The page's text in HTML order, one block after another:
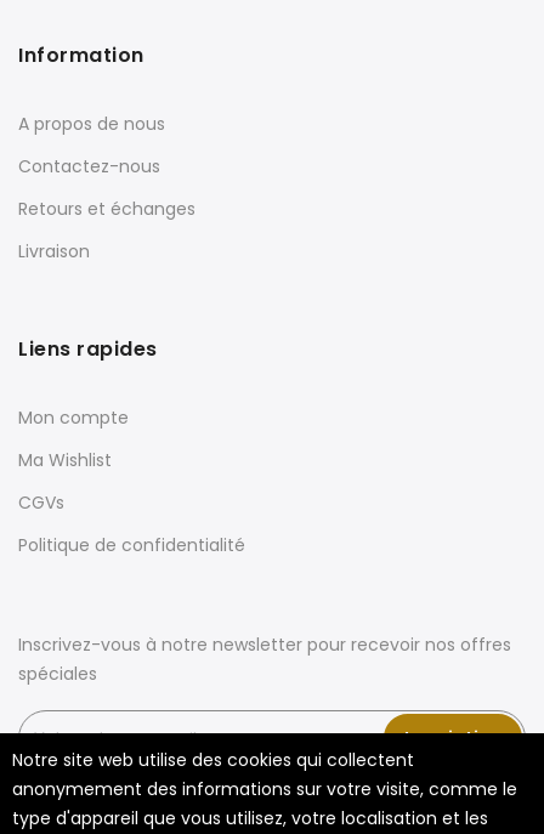
Notre site web utilise des cookies qui collectent
anonymement des informations sur votre visite, comme le
type d'appareil que vous utilisez, votre localisation et les
Information
A propos de nous
Contactez-nous
Retours et échanges
Livraison
Liens rapides
Mon compte
Ma Wishlist
CGVs
Politique de confidentialité
Inscrivez-vous à notre newsletter pour recevoir nos offres
spéciales
Inscription